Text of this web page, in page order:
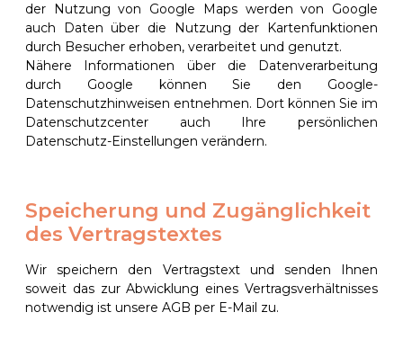
der Nutzung von Google Maps werden von Google
auch Daten über die Nutzung der Kartenfunktionen
durch Besucher erhoben, verarbeitet und genutzt.
Nähere Informationen über die Datenverarbeitung
durch Google können Sie den Google-
Datenschutzhinweisen entnehmen. Dort können Sie im
Datenschutzcenter auch Ihre persönlichen
Datenschutz-Einstellungen verändern.
Speicherung und Zugänglichkeit
des Vertragstextes
Wir speichern den Vertragstext und senden Ihnen
soweit das zur Abwicklung eines Vertragsverhältnisses
notwendig ist unsere AGB per E-Mail zu.